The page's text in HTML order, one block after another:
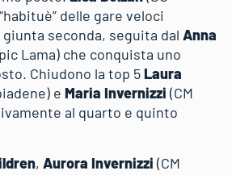
delle gare veloci
giunta seconda, seguita dal Anna
Lama) che conquista uno
Chiudono la top 5Laura
e Maria Invernizzi (CM
al quarto e quinto
, Aurora Invernizzi (CM